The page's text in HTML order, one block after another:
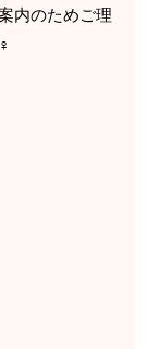
のためご理
す‍♀️